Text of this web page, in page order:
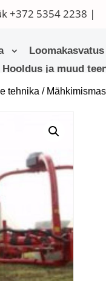
+372 5354 2238 |
Loomakasvatus
Hooldus ja muud
tehnika /